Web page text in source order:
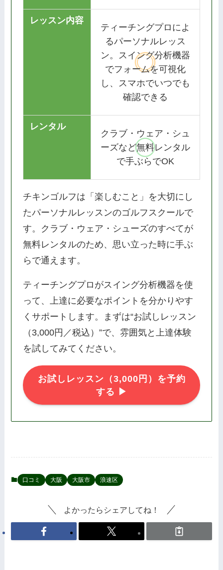
レッスン内容
ティーチングプロによ
るパーソナルレッス
ン。スイング分析機器
でフォームを可視化
し、スマホでいつでも
確認できる
レンタル
クラブ・ウェア・シュ
ーズなど無料レンタル
で手ぶらでOK
チキンゴルフは「楽しむこと」を大切にし
たパーソナルレッスンのゴルフスクールで
す。クラブ・ウェア・シューズのすべてが
無料レンタルのため、思い立った時に手ぶ
らで通えます。
ティーチングプロがスイング分析機器を使
って、上達に必要なポイントを分かりやす
くサポートします。まずは“お試しレッスン
（3,000円／税込）”で、雰囲気と上達体験
を試してみてください。
お試しレッスン（3,000円）を予約
する ▶
口コミ 大阪 大阪市 浪速区
よかったらシェアしてね！